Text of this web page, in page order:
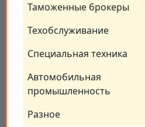
Таможенные брокеры
Техобслуживание
Специальная техника
Автомобильная
промышленность
Разное